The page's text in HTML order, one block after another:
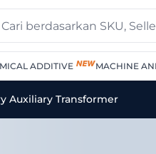
ADDITIVE MACHINE
Auxiliary Transformer